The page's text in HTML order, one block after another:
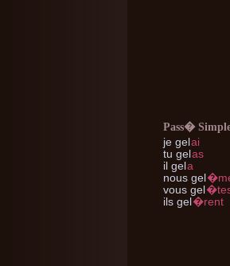
Pass�
je gelai
tu gelas
il gela
nous gel
vous gel
ils gel�rent